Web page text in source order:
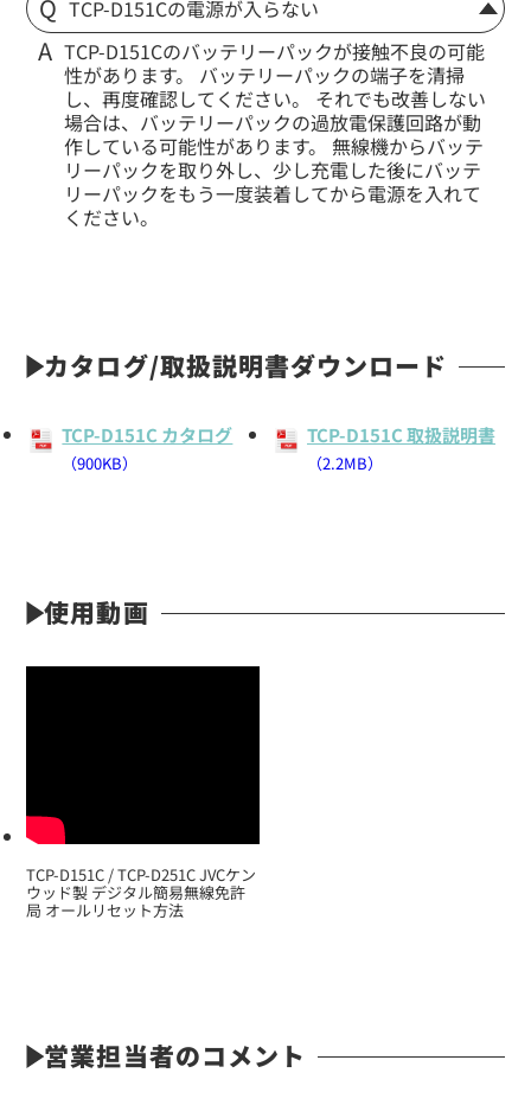
定価:オープン価格
※EK-367-KW1PIN
※2.5φイヤホン付き
EK-367F
防水マイクロフォンタイピンマイク(風防付きタイプ)
※EK-367F-KW1PIN
※イヤホンプラグサイズ2.5φ
TCP-D151Cの電源が入らない
TCP-D151Cのバッテリーパックが接触不良の可能
性があります。 バッテリーパックの端子を清掃
し、再度確認してください。 それでも改善しない
場合は、バッテリーパックの過放電保護回路が動
作している可能性があります。 無線機からバッテ
リーパックを取り外し、少し充電した後にバッテ
リーパックをもう一度装着してから電源を入れて
ください。
カタログ/取扱説明書ダウンロード
TCP-D151C カタログ
（900KB）
TCP-D151C 取扱説明書
（2.2MB）
使用動画
TCP-D151C / TCP-D251C JVCケン
ウッド製 デジタル簡易無線免許
局 オールリセット方法
営業担当者のコメント